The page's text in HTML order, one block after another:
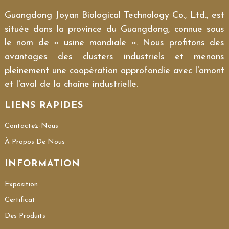
Guangdong Joyan Biological Technology Co., Ltd., est
située dans la province du Guangdong, connue sous
le nom de « usine mondiale ». Nous profitons des
avantages des clusters industriels et menons
pleinement une coopération approfondie avec l'amont
et l'aval de la chaîne industrielle.
LIENS RAPIDES
Contactez-Nous
À Propos De Nous
INFORMATION
Exposition
Certificat
Des Produits